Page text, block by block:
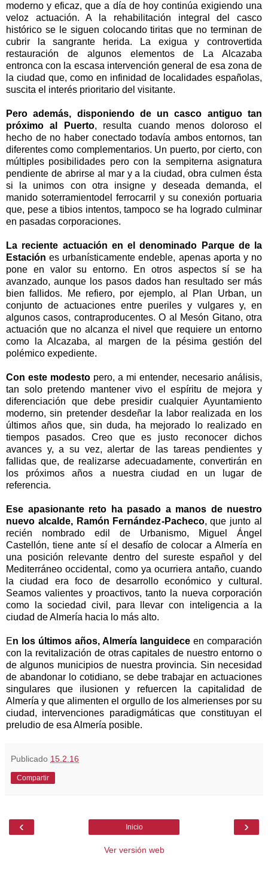
moderno y eficaz, que a día de hoy continúa exigiendo una
veloz actuación. A la rehabilitación integral del casco
histórico se le siguen colocando tiritas que no terminan de
cubrir la sangrante herida. La exigua y controvertida
restauración de algunos elementos de La Alcazaba
entronca con la escasa intervención general de esa zona de
la ciudad que, como en infinidad de localidades españolas,
suscita el interés prioritario del visitante.
Pero además, disponiendo de un casco antiguo tan
próximo al Puerto, resulta cuando menos doloroso el
hecho de no haber conectado todavía ambos entornos, tan
diferentes como complementarios. Un puerto, por cierto, con
múltiples posibilidades pero con la sempiterna asignatura
pendiente de abrirse al mar y a la ciudad, obra culmen ésta
si la unimos con otra insigne y deseada demanda, el
manido soterramientodel ferrocarril y su conexión portuaria
que, pese a tibios intentos, tampoco se ha logrado culminar
en pasadas corporaciones.
La reciente actuación en el denominado Parque de
la
Estación es urbanísticamente endeble, apenas aporta y no
pone en valor su entorno. En otros aspectos sí se ha
avanzado, aunque los pasos dados han resultado ser más
bien fallidos. Me refiero, por ejemplo, al Plan Urban, un
conjunto de actuaciones entre pueriles y vulgares y, en
algunos casos, contraproducentes. O al Mesón Gitano, otra
actuación que no alcanza el nivel que requiere un entorno
como
la Alcazaba, al margen de la pésima gestión del
polémico expediente.
Con este modesto pero, a mi entender, necesario análisis,
tan solo pretendo mantener vivo el espíritu de mejora y
diferenciación que debe presidir cualquier Ayuntamiento
moderno, sin pretender desdeñar la labor realizada en los
últimos años que, sin duda, ha mejorado lo realizado en
tiempos pasados. Creo que es justo reconocer dichos
avances y, a su vez, alertar de las tareas pendientes y
fallidas que, de realizarse adecuadamente, convertirán en
los próximos años a nuestra ciudad en un lugar de
referencia.
Ese apasionante reto ha pasado a manos de nuestro
nuevo alcalde, Ramón Fernández-Pacheco, que junto al
recién nombrado edil de Urbanismo, Miguel Ángel
Castellón, tiene ante sí el desafío de colocar a Almería en
una posición relevante dentro del sureste español y del
Mediterráneo occidental, como ya ocurriera antaño, cuando
la ciudad era foco de desarrollo económico y cultural.
Seamos valientes y proactivos, tanto la nueva corporación
como la sociedad civil, para llevar con inteligencia a la
ciudad de Almería hacia lo más alto.
En los últimos años, Almería languidece en comparación
con la revitalización de otras capitales de nuestro entorno o
de algunos municipios de nuestra provincia. Sin necesidad
de abandonar lo cotidiano, se debe trabajar en actuaciones
singulares que ilusionen y refuercen la capitalidad de
Almería y que alimenten el orgullo de los almerienses por su
ciudad, intervenciones paradigmáticas que constituyan el
preludio de esa Almería posible.
Publicado 15.2.16
Compartir
‹ ›
Inicio
Ver versión web